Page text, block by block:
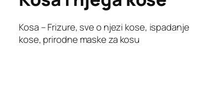
Kosa – Frizure, sve o njezi kose, ispadanje
kose, prirodne maske za kosu